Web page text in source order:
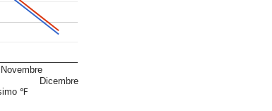
℉
Novembre
Dicembre